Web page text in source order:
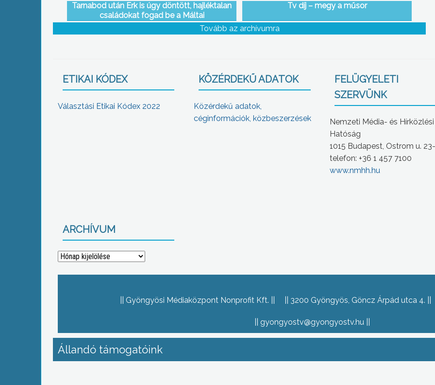
Tarnabod után Erk is úgy döntött, hajléktalan
családokat fogad be a Máltai
Szeretetszolgálat szakmai támogatásával
kísérve
Tv díj – megy a műsor
Tovább az archívumra
ETIKAI KÓDEX
Választási Etikai Kódex 2022
KÖZÉRDEKŰ ADATOK
Közérdekű adatok,
céginformációk, közbeszerzések
FELÜGYELETI
SZERVÜNK
Nemzeti Média- és Hírközlési
Hatóság
1015 Budapest, Ostrom u.
telefon: +36 1 457 7100
www.nmhh.hu
ARCHÍVUM
Archívum
Gyöngyösi Médiaközpont Nonprofit Kft. 3200 Gyöngyös, Göncz Árpád utca 4.
gyongyostv@gyongyostv.hu
Állandó támogatóink